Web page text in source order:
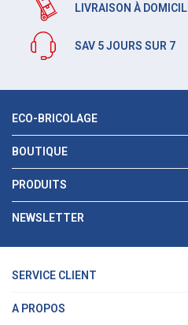
LIVRAISON À
SAV 5 JOURS SUR 7
ECO-BRICOLAGE
BOUTIQUE
PRODUITS
NEWSLETTER
SERVICE CLIENT
A PROPOS